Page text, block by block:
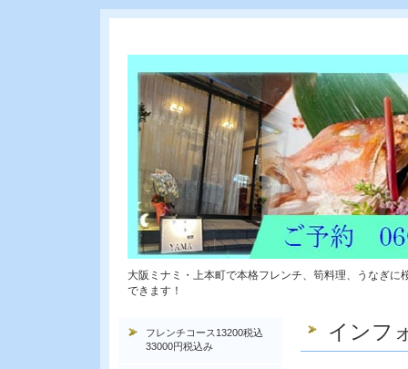
大阪ミナミ・上本町で本格フレンチ、筍料理、うなぎ
できます！
インフ
フレンチコース13200税込
33000円税込み